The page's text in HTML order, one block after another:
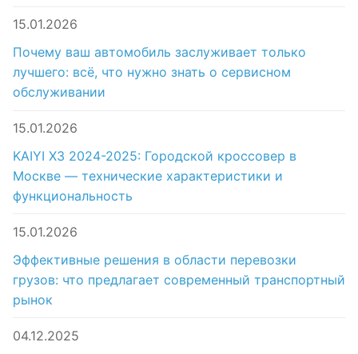
15.01.2026
Почему ваш автомобиль заслуживает только
лучшего: всё, что нужно знать о сервисном
обслуживании
15.01.2026
KAIYI X3 2024-2025: Городской кроссовер в
Москве — технические характеристики и
функциональность
15.01.2026
Эффективные решения в области перевозки
грузов: что предлагает современный транспортный
рынок
04.12.2025